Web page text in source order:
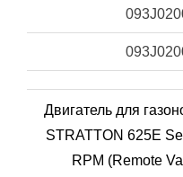
Двигатель для
STRATTON 625E
RPM (Remote